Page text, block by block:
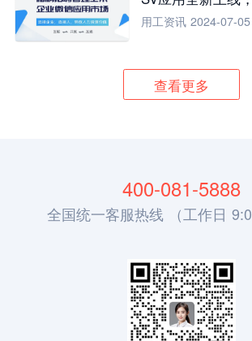
流程全面升级
用工资讯 2024-07-
查看更多
400-081-5888
全国统一客服热线 （工作日